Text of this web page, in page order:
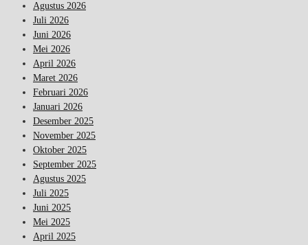
Agustus 2026
Juli 2026
Juni 2026
Mei 2026
April 2026
Maret 2026
Februari 2026
Januari 2026
Desember 2025
November 2025
Oktober 2025
September 2025
Agustus 2025
Juli 2025
Juni 2025
Mei 2025
April 2025